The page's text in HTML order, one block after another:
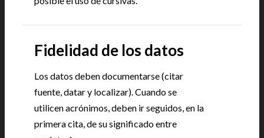
Fidelidad de los datos
Los datos deben documentarse (citar
fuente, datar y localizar). Cuando se
utilicen acrónimos, deben ir seguidos, en la
primera cita, de su significado entre